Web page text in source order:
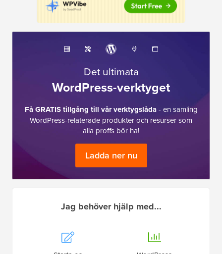
Det ultimata
WordPress-verktyget
Få GRATIS tillgång till vår verktygslåda- en samling
WordPress-relaterade produkter och resurser som
alla proffs bör ha!
Ladda ner nu
Jag behöver hjälp med...